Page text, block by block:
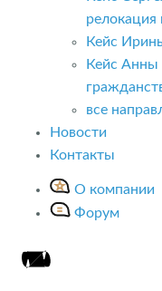
релокация
Кейс
Кейс Анны
все
Новости
Контакты
О компании
Форум